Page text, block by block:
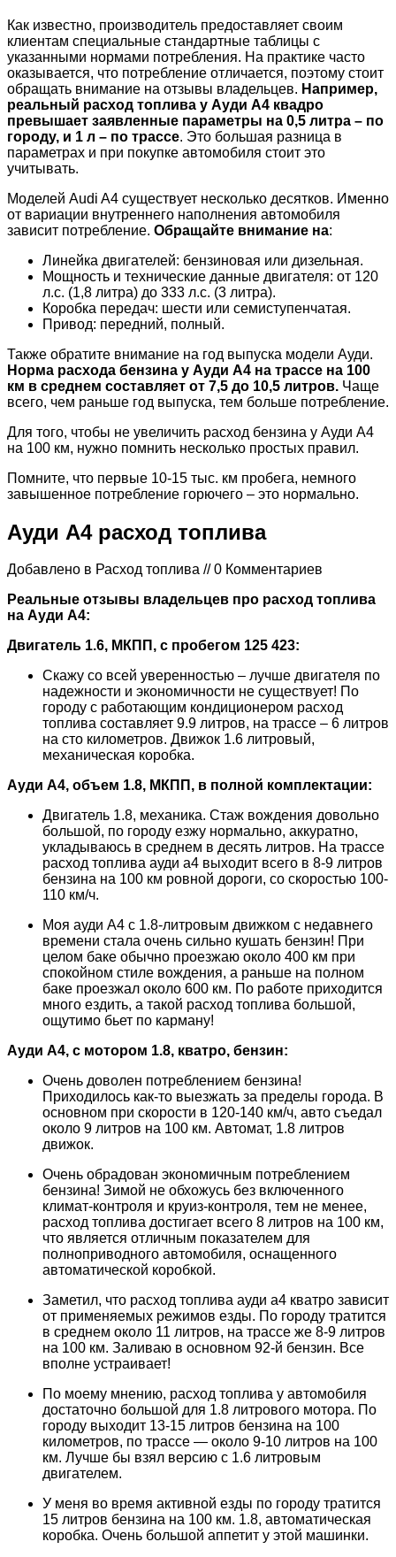
Как известно, производитель предоставляет своим
клиентам специальные стандартные таблицы с
указанными нормами потребления. На практике часто
оказывается, что потребление отличается, поэтому стоит
обращать внимание на отзывы владельцев. Например,
реальный расход топлива у Ауди А4 квадро
превышает заявленные параметры на 0,5 литра – по
городу, и 1 л – по трассе. Это большая разница в
параметрах и при покупке автомобиля стоит это
учитывать.
Моделей Audi A4 существует несколько десятков. Именно
от вариации внутреннего наполнения автомобиля
зависит потребление. Обращайте внимание на:
Линейка двигателей: бензиновая или дизельная.
Мощность и технические данные двигателя: от 120
л.с. (1,8 литра) до 333 л.с. (3 литра).
Коробка передач: шести или семиступенчатая.
Привод: передний, полный.
Также обратите внимание на год выпуска модели Ауди.
Норма расхода бензина у Ауди А4 на трассе на 100
км в среднем составляет от 7,5 до 10,5 литров. Чаще
всего, чем раньше год выпуска, тем больше потребление.
Для того, чтобы не увеличить расход бензина у Ауди А4
на 100 км, нужно помнить несколько простых правил.
Помните, что первые 10-15 тыс. км пробега, немного
завышенное потребление горючего – это нормально.
Ауди А4 расход топлива
Добавлено в Расход топлива // 0 Комментариев
Реальные отзывы владельцев про расход топлива
на Ауди А4:
Двигатель 1.6, МКПП, с пробегом 125 423:
Скажу со всей уверенностью – лучше двигателя по
надежности и экономичности не существует! По
городу с работающим кондиционером расход
топлива составляет 9.9 литров, на трассе – 6 литров
на сто километров. Движок 1.6 литровый,
механическая коробка.
Ауди А4, объем 1.8, МКПП, в полной комплектации:
Двигатель 1.8, механика. Стаж вождения довольно
большой, по городу езжу нормально, аккуратно,
укладываюсь в среднем в десять литров. На трассе
расход топлива ауди а4 выходит всего в 8-9 литров
бензина на 100 км ровной дороги, со скоростью 100-
110 км/ч.
Моя ауди А4 с 1.8-литровым движком с недавнего
времени стала очень сильно кушать бензин! При
целом баке обычно проезжаю около 400 км при
спокойном стиле вождения, а раньше на полном
баке проезжал около 600 км. По работе приходится
много ездить, а такой расход топлива большой,
ощутимо бьет по карману!
Ауди А4, с мотором 1.8, кватро, бензин:
Очень доволен потреблением бензина!
Приходилось как-то выезжать за пределы города. В
основном при скорости в 120-140 км/ч, авто съедал
около 9 литров на 100 км. Автомат, 1.8 литров
движок.
Очень обрадован экономичным потреблением
бензина! Зимой не обхожусь без включенного
климат-контроля и круиз-контроля, тем не менее,
расход топлива достигает всего 8 литров на 100 км,
что является отличным показателем для
полноприводного автомобиля, оснащенного
автоматической коробкой.
Заметил, что расход топлива ауди а4 кватро зависит
от применяемых режимов езды. По городу тратится
в среднем около 11 литров, на трассе же 8-9 литров
на 100 км. Заливаю в основном 92-й бензин. Все
вполне устраивает!
По моему мнению, расход топлива у автомобиля
достаточно большой для 1.8 литрового мотора. По
городу выходит 13-15 литров бензина на 100
километров, по трассе — около 9-10 литров на 100
км. Лучше бы взял версию с 1.6 литровым
двигателем.
У меня во время активной езды по городу тратится
15 литров бензина на 100 км. 1.8, автоматическая
коробка. Очень большой аппетит у этой машинки.